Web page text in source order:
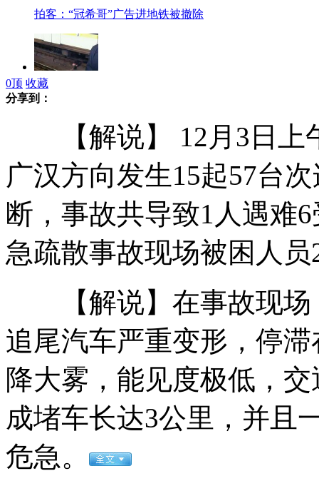
拍客：“冠希哥”广告进地铁被撤除
拍客：男子突入上海地铁轨道被碾死
工商局职工上班睡觉 称月经来了
黑龙江双城市女主播称遭人大代表性侵
"房爷"举报人被捕 民警称不是打击报复
网友吐槽的哥10个不拉客原因 太近太远都不拉
深圳"房爷"回应：确有住宅厂房数十套
0顶 收藏
分享到：
【解说】 12月3日上
广汉方向发生15起57台
断，事故共导致1人遇难
急疏散事故现场被困人员
【解说】在事故现场
追尾汽车严重变形，停
降大雾，能见度极低，
成堵车长达3公里，并且
危急。